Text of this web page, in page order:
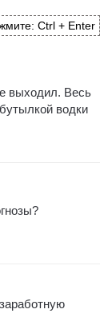
Ctrl + Enter
выходил. Весь
водки